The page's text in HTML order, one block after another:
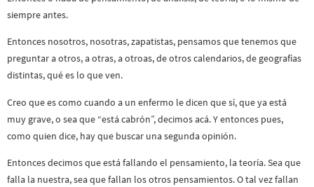
siempre antes.
Entonces nosotros, nosotras, zapatistas, pensamos que tenemos que
preguntar a otros, a otras, a otroas, de otros calendarios, de geografías
distintas, qué es lo que ven.
Creo que es como cuando a un enfermo le dicen que sí, que ya está
muy grave, o sea que “está cabrón”, decimos acá. Y entonces pues,
como quien dice, hay que buscar una segunda opinión.
Entonces decimos que está fallando el pensamiento, la teoría. Sea que
falla la nuestra, sea que fallan los otros pensamientos. O tal vez fallan